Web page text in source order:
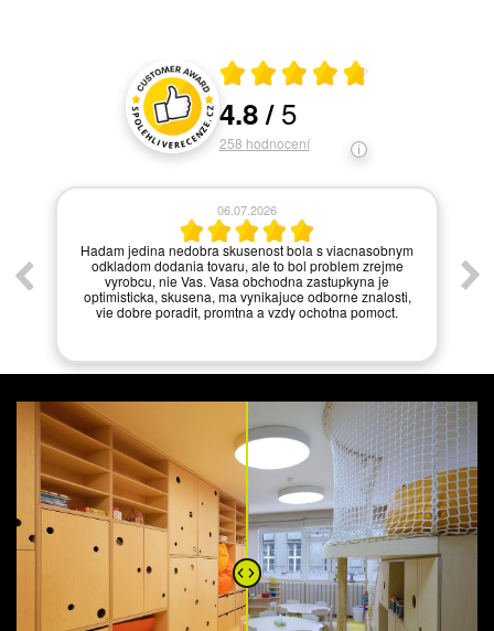
Hodnocení a recenze zákazníků
Průměrné hodnocení 4.8 z 5
4.8/5
258 hodnocení
06.07.2026
Hadam jedina nedobra skusenost bola s viacnasobnym
odkladom dodania tovaru, ale to bol problem zrejme
vyrobcu, nie Vas. Vasa obchodna zastupkyna je
optimisticka, skusena, ma vynikajuce odborne znalosti,
vie dobre poradit, promtna a vzdy ochotna pomoct.